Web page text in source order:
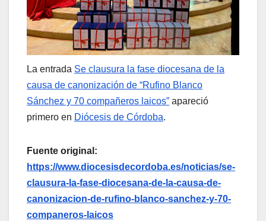
La entrada Se clausura la fase diocesana de la
causa de canonización de “Rufino Blanco
Sánchez y 70 compañeros laicos” apareció
primero en Diócesis de Córdoba.
Fuente original:
https://www.diocesisdecordoba.es/noticias/se-
clausura-la-fase-diocesana-de-la-causa-de-
canonizacion-de-rufino-blanco-sanchez-y-70-
companeros-laicos